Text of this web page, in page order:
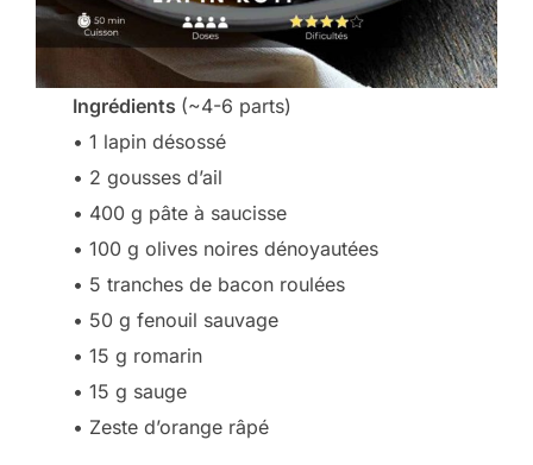
Ingrédients (~4-6 parts)
• 1 lapin désossé
• 2 gousses d’ail
• 400 g pâte à saucisse
• 100 g olives noires dénoyautées
• 5 tranches de bacon roulées
• 50 g fenouil sauvage
• 15 g romarin
• 15 g sauge
• Zeste d’orange râpé